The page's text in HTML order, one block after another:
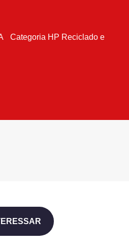
Categoria HP Reciclado e